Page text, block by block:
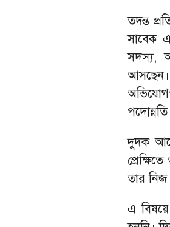
তদন্ত
সাবেক
সদস্য,
আসছেন।
পদোন্নতি
দুদক
তার
এ